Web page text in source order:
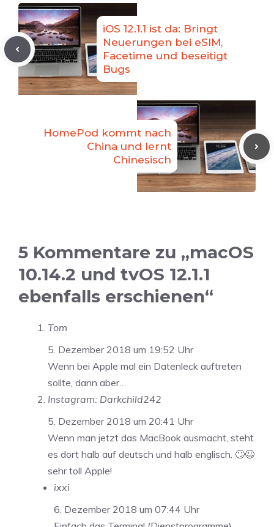
iOS 12.1.1 ist da: Bringt
Neuerungen bei eSIM,
Facetime und beseitigt
Bugs
HomePod kommt nach
China und lernt
Chinesisch
5 Kommentare zu „macOS
10.14.2 und tvOS 12.1.1
ebenfalls erschienen“
Tom
5. Dezember 2018 um 19:52 Uhr
Wenn bei Apple mal ein Datenleck auftreten
sollte, dann aber…
Instagram: Darkchild242
5. Dezember 2018 um 20:41 Uhr
Wenn man jetzt das MacBook ausmacht, steht
es dort halb auf deutsch und halb englisch. 🙄😉
sehr toll Apple!
ixxi
6. Dezember 2018 um 07:44 Uhr